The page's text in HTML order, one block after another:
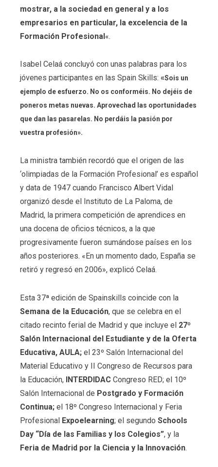
mostrar, a la sociedad en general y a los
empresarios en particular, la excelencia de la
Formación Profesional«.
Isabel Celaá concluyó con unas palabras para los
jóvenes participantes en las Spain Skills: «Sois un
ejemplo de esfuerzo. No os conforméis. No dejéis de
poneros metas nuevas. Aprovechad las oportunidades
que dan las pasarelas. No perdáis la pasión por
vuestra profesión».
La ministra también recordó que el origen de las
‘olimpiadas de la Formación Profesional’ es español
y data de 1947 cuando Francisco Albert Vidal
organizó desde el Instituto de La Paloma, de
Madrid, la primera competición de aprendices en
una docena de oficios técnicos, a la que
progresivamente fueron sumándose países en los
años posteriores. «En un momento dado, España se
retiró y regresó en 2006», explicó Celaá.
Esta 37ª edición de Spainskills coincide con la
Semana de la Educación, que se celebra en el
citado recinto ferial de Madrid y que incluye el27º
Salón Internacional del Estudiante y de la Oferta
Educativa, AULA;el 23º Salón Internacional del
Material Educativo y II Congreso de Recursos para
la Educación, INTERDIDACCongreso RED; el 10º
Salón Internacional de Postgrado y Formación
Continua;el 18º Congreso Internacional y Feria
Profesional Expoelearning; el segundo Schools
Day “Día de las Familias y los Colegios”, y la
Feria de Madrid por la Ciencia y la Innovación.